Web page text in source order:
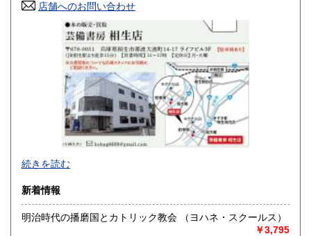
香川県 185円
185円
185円 長崎県
185円 大分県
185円 鹿児島県
店舗へのお問い合わせ
続きを読む
新着情報
明治時代の播磨国とカトリック教会 （ヨハネ・スクールス）
￥3,795